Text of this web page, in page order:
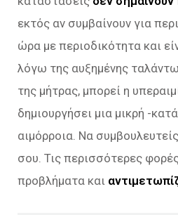
εκτός αν συμβαίνουν για
ώρα με περιοδικότητα και
λόγω της αυξημένης
της μήτρας, μπορεί η
δημιουργήσει μια μικρή -
αιμόρροια. Να
σου. Τις περισσότερες
προβλήματα και